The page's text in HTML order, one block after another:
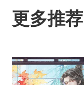
更多推荐